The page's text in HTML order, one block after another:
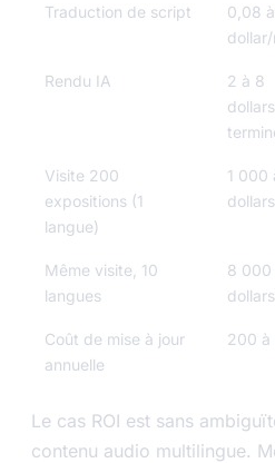
Traduction de script
0,08
Rendu IA
2 à 8
Visite 200
expositions (1
langue)
1 000
dollars
Même visite, 10
langues
8 000
dollars
Coût de mise à jour
annuelle
200 à
Le cas ROI est sans
contenu audio multilingue.